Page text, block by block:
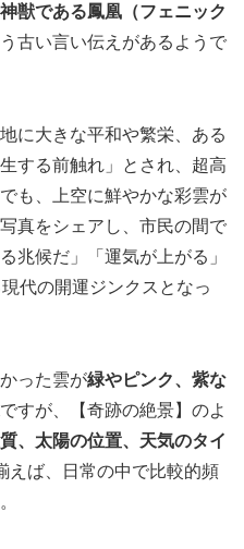
獣である鳳凰（フェニック
古い言い伝えがあるようで
に大きな平和や繁栄、ある
する前触れ」とされ、超高
も、上空に鮮やかな彩雲が
真をシェアし、市民の間で
兆候だ」「運気が上がる」
代の開運ジンクスとなっ
った雲が緑やピンク、紫な
ですが、【奇跡の絶景】のよ
、太陽の位置、天気のタイ
えば、日常の中で比較的頻